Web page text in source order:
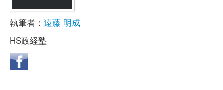
執筆者： 遠藤 明成
HS政経塾